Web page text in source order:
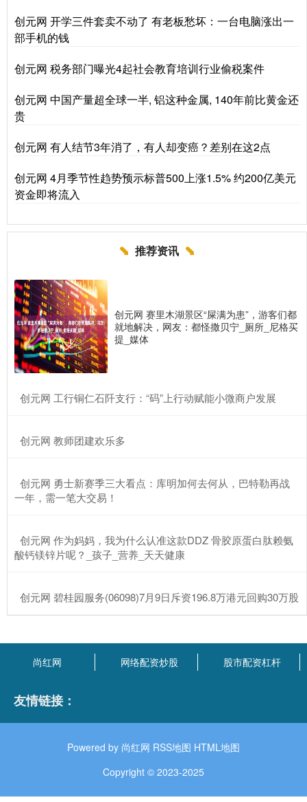
创元网 开学三件套卖不动了 有老板愁坏：一台电脑涨出一
部手机的钱
创元网 税务部门曝光4起社会教育培训行业偷税案件
创元网 中国产量超全球一半, 铝这种金属, 140年前比黄金还
贵
创元网 有人结节3年消了，有人却变癌？差别在这2点
创元网 4月季节性趋势预示标普500上涨1.5% 约200亿美元
资金即将流入
推荐资讯
创元网 赛里木湖景区“屎满为患”，游客们都
就地解决，网友：都怪撒贝宁_厕所_尼格买
提_媒体
​创元网 工行铜仁石阡支行：“码”上行动赋能小微商户发展
​创元网 教师团建欢乐多
​创元网 勇士新赛季三大看点：库明加何去何从，巴特勒再战
一年，需一笔大交易！
​创元网 作为妈妈，我为什么认准这款DDZ 骨胶原蛋白肽赖氨
酸钙镁锌片呢？_孩子_营养_天天健康
​创元网 碧桂园服务(06098)7月9日斥资196.8万港元回购30万股
尚红网 网络配资炒股 股市配资杠杆
友情链接：
Powered by 尚红网 RSS地图 HTML地图
Copyright © 2023-2025